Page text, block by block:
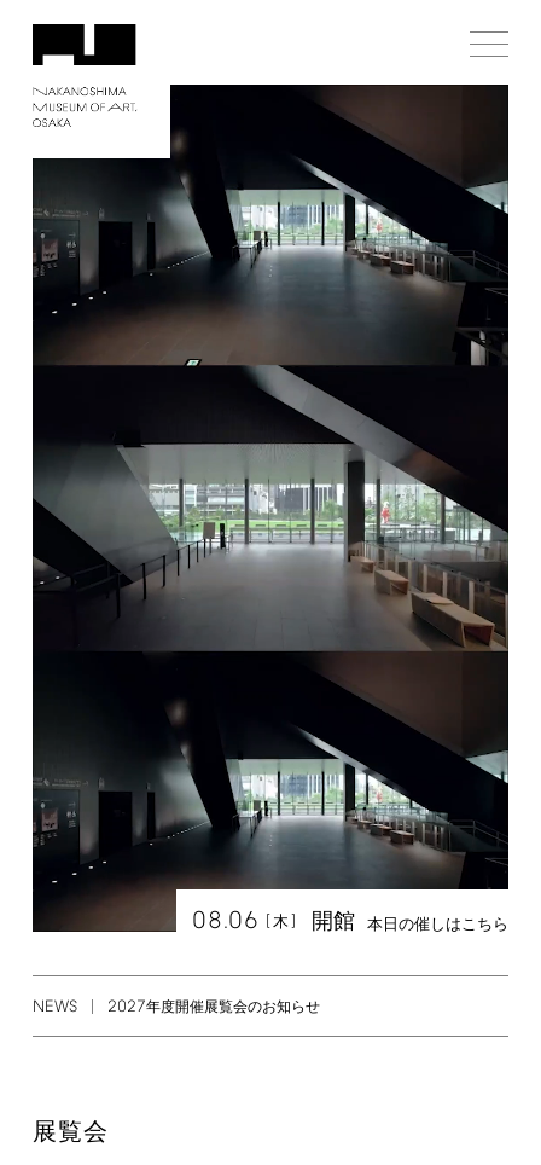
08.06 [木 ] 開館 本日の催しはこちら
NEWS 2027年度開催展覧会のお知らせ
展覧会